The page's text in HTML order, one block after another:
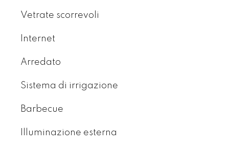
Vetrate scorrevoli
Internet
Arredato
Sistema di irrigazione
Barbecue
Illuminazione esterna